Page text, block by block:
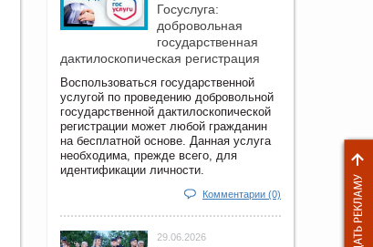
Госуслуга:
добровольная
государственная
дактилоскопическая регистрация
Воспользоваться государственной
услугой по проведению добровольной
государственной дактилоскопической
регистрации может любой гражданин
на бесплатной основе. Данная услуга
необходима, прежде всего, для
идентификации личности.
Комментарии (0)
29.06.2026